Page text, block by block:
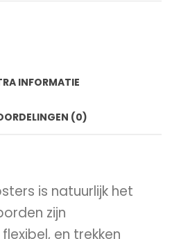
INFORMATIE
(0)
is natuurlijk het
zijn
en trekken